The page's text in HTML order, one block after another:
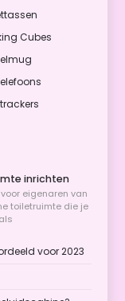
Cubes
inrichten
eigenaren van
toiletruimte die je
voor 2023